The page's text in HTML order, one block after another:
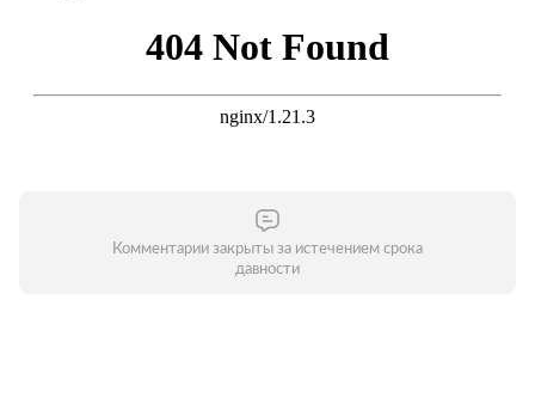
Комментарии закрыты за истечением срока
давности